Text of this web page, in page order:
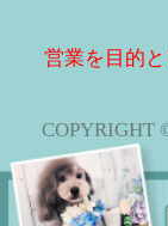
営業を目的
COPYRIGHT